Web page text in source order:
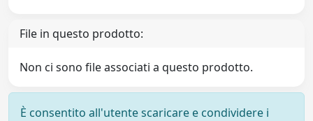
File in questo prodotto:
Non ci sono file associati a questo prodotto.
È consentito all'utente scaricare e condividere i